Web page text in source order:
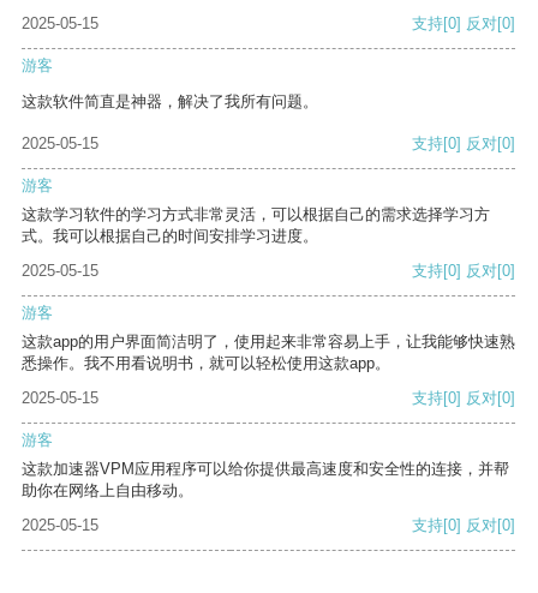
2025-05-15
支持[0] 反对[0]
游客
这款软件简直是神器，解决了我所有问题。
2025-05-15 支持[0] 反对[0]
游客
这款学习软件的学习方式非常灵活，可以根据自己的需求选择学习方
式。我可以根据自己的时间安排学习进度。
2025-05-15
支持[0] 反对[0]
游客
这款app的用户界面简洁明了，使用起来非常容易上手，让我能够快速熟
悉操作。我不用看说明书，就可以轻松使用这款app。
2025-05-15
支持[0] 反对[0]
游客
这款加速器VPM应用程序可以给你提供最高速度和安全性的连接，并帮
助你在网络上自由移动。
2025-05-15
支持[0] 反对[0]